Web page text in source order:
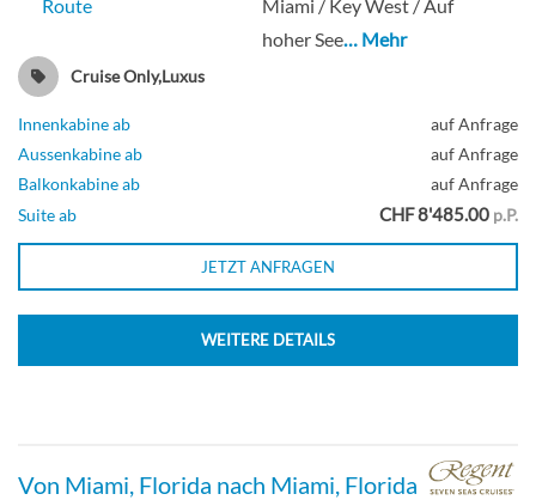
Route
Miami / Key West / Auf
hoher See… Mehr
Cruise Only,Luxus
Innenkabine ab
auf Anfrage
Aussenkabine ab
auf Anfrage
Balkonkabine ab
auf Anfrage
Suite ab
CHF 8'485.00 p.P.
JETZT ANFRAGEN
WEITERE DETAILS
Von Miami, Florida nach Miami, Florida